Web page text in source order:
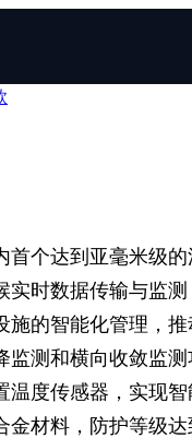
首个达到亚毫米级
实时数据传输与监
的智能化管理，
监测和横向收敛监
温度传感器，实现
金材料，防护等级